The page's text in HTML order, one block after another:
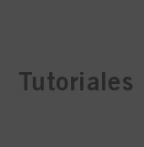
Tutoriales